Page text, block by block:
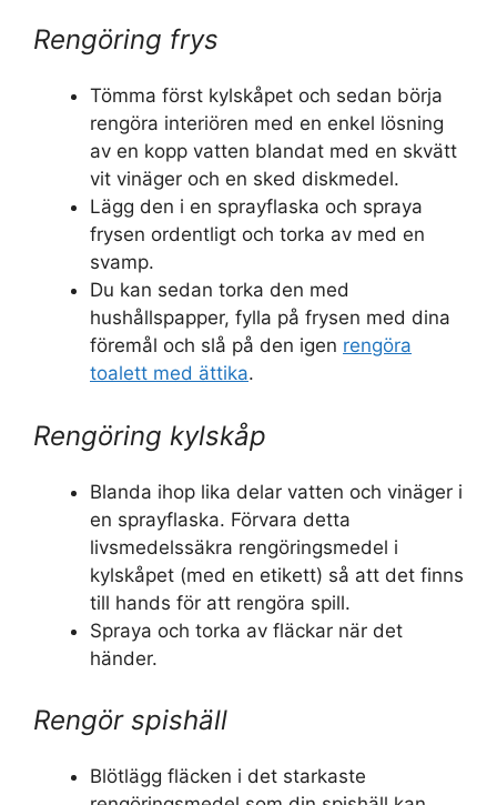
Rengöring frys
Tömma först kylskåpet och sedan börja
rengöra interiören med en enkel lösning
av en kopp vatten blandat med en skvätt
vit vinäger och en sked diskmedel.
Lägg den i en sprayflaska och spraya
frysen ordentligt och torka av med en
svamp.
Du kan sedan torka den med
hushållspapper, fylla på frysen med dina
föremål och slå på den igen rengöra
toalett med ättika.
Rengöring kylskåp
Blanda ihop lika delar vatten och vinäger i
en sprayflaska. Förvara detta
livsmedelssäkra rengöringsmedel i
kylskåpet (med en etikett) så att det finns
till hands för att rengöra spill.
Spraya och torka av fläckar när det
händer.
Rengör spishäll
Blötlägg fläcken i det starkaste